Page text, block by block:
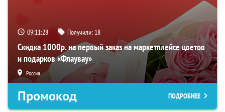
09:11:27 Получили: 18
Скидка 1000р. на первый заказ на маркетплейсе цветов
и подарков «Флаувау»
Россия
Промокод ПОДРОБНЕЕ